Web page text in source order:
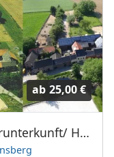
ab 25,00 €
Monteurunterkunft/ Heinsberg 170€/Person/Woche / nur Einzelzimmer